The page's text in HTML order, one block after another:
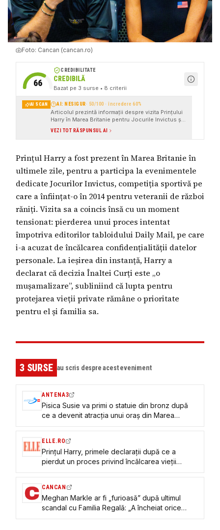
Foto: Cancan (cancan.ro)
66
CREDIBILITATE
CREDIBILĂ
Bazat pe 3 surse • 8 criterii
AI SCAN AI: NESIGUR· 50/100 · încredere60%
Articolul prezintă informații despre vizita Prințului
Harry în Marea Britanie pentru Jocurile Invictus și
declarațiile sale după pierderea unui proces
împotriva tabloidului Daily Mail. Sursele citate
sunt variate, incluzând Cancan, ELLE.ro și
Cu toate acestea, lipsa de detalii concrete și
atribuirea directă a citatelor, precum și
menționarea unor surse care pot fi considerate
asemenea, articolul ames
VEZI TOT RĂSPUNSUL AI
Prințul Harry a fost prezent în Marea Britanie în
ultimele zile, pentru a participa la evenimentele
dedicate Jocurilor Invictus, competiția sportivă pe
care a înființat-o în 2014 pentru veteranii de război
răniți. Vizita sa a coincis însă cu un moment
tensionat: pierderea unui proces intentat
împotriva editorilor tabloidului Daily Mail, pe care
i-a acuzat de încălcarea confidențialității datelor
personale. La ieșirea din instanță, Harry a
declarat că decizia Înaltei Curți este „o
mușamalizare”, subliniind că lupta pentru
protejarea vieții private rămâne o prioritate
pentru el și familia sa.
3SURSE au scris despre acest eveniment
ANTENA3
Pisica Susie va primi o statuie din bronz după
ce a devenit atracția unui oraș din Marea
Britanie
ELLE.RO
Prințul Harry, primele declarații după ce a
pierdut un proces privind încălcarea vieții
private împotriva unui tabloid britanic: „Este o
CANCAN
Meghan Markle ar fi „furioasă” după ultimul
scandal cu Familia Regală: „A încheiat orice
legătură cu ea”